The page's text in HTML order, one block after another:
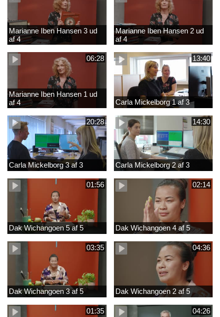
Marianne Iben Hansen 3 ud
af 4
Marianne Iben Hansen 2 ud
af 4
06:28
Marianne Iben Hansen 1 ud
af 4
13:40
Carla Mickelborg 1 af 3
20:28
Carla Mickelborg 3 af 3
14:30
Carla Mickelborg 2 af 3
01:56
Dak Wichangoen 5 af 5
02:14
Dak Wichangoen 4 af 5
03:35
Dak Wichangoen 3 af 5
04:36
Dak Wichangoen 2 af 5
01:35 04:26